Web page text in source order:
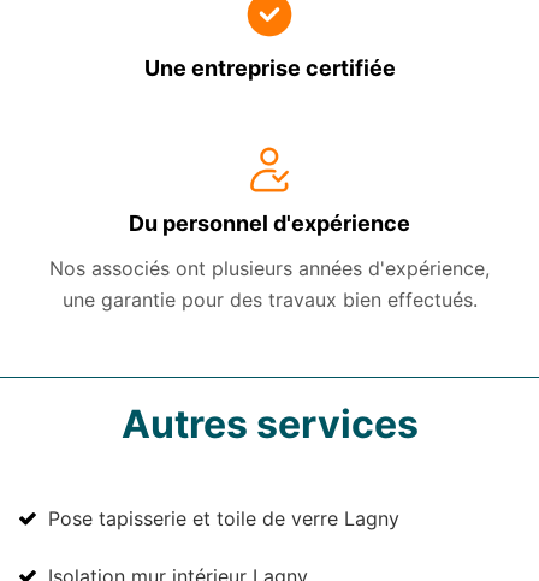
Une entreprise certifiée
Du personnel d'expérience
Nos associés ont plusieurs années d'expérience,
une garantie pour des travaux bien effectués.
Autres services
Pose tapisserie et toile de verre Lagny
Isolation mur intérieur Lagny